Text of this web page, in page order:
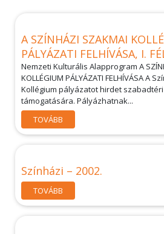
A SZÍNHÁZI SZAKMAI
PÁLYÁZATI FELHÍVÁSA, I.
Nemzeti Kulturális Alapprogram A
KOLLÉGIUM PÁLYÁZATI FELHÍVÁSA A
Kollégium pályázatot hirdet
támogatására. Pályázhatnak...
TOVÁBB
Színházi – 2002.
TOVÁBB